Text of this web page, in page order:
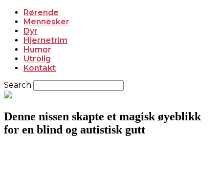
Rørende
Mennesker
Dyr
Hjernetrim
Humor
Utrolig
Kontakt
Search
Denne nissen skapte et magisk øyeblikk
for en blind og autistisk gutt